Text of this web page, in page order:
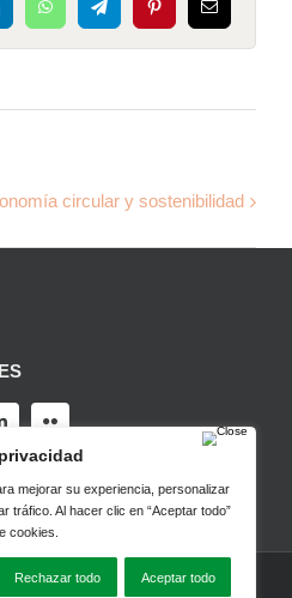
WhatsAppTelegramPinterestCorreo
electrónico
circular y sostenibilidad